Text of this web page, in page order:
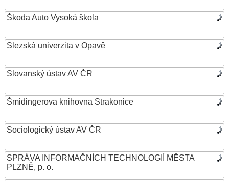
Škoda Auto Vysoká škola
Slezská univerzita v Opavě
Slovanský ústav AV ČR
Šmidingerova knihovna Strakonice
Sociologický ústav AV ČR
SPRÁVA INFORMAČNÍCH TECHNOLOGIÍ MĚSTA
PLZNĚ, p. o.